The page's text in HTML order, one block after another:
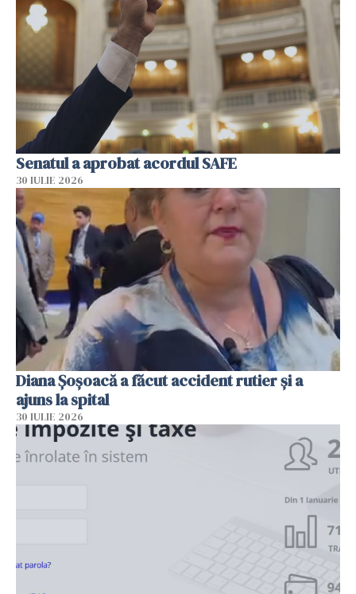
Senatul a aprobat acordul SAFE
30 IULIE 2026
Diana Șoșoacă a făcut accident rutier și a
ajuns la spital
30 IULIE 2026